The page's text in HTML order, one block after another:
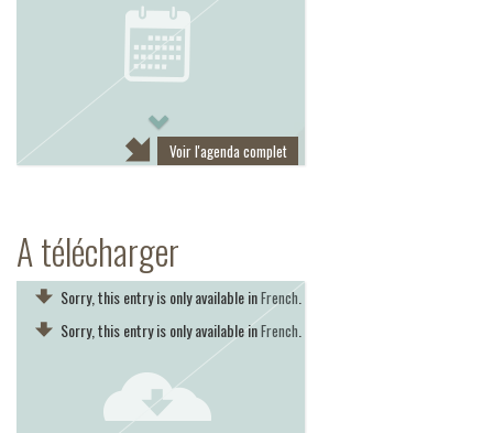
Voir l'agenda complet
A télécharger
Sorry, this entry is only available inFrench
Sorry, this entry is only available inFrench